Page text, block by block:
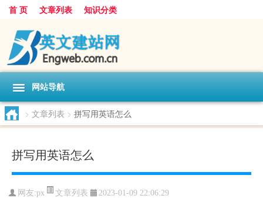
首 页 文章列表 知识分类
网站导航
> 文章列表 > 拼写用英语怎么
拼写用英语怎么
网友:px 文章列表 2023-01-09 22:06:29